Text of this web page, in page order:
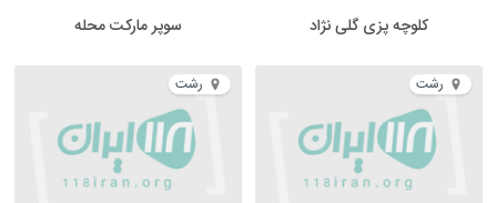
کلوچه پزی گلی نژاد سوپر مارکت محله
رشت رشت